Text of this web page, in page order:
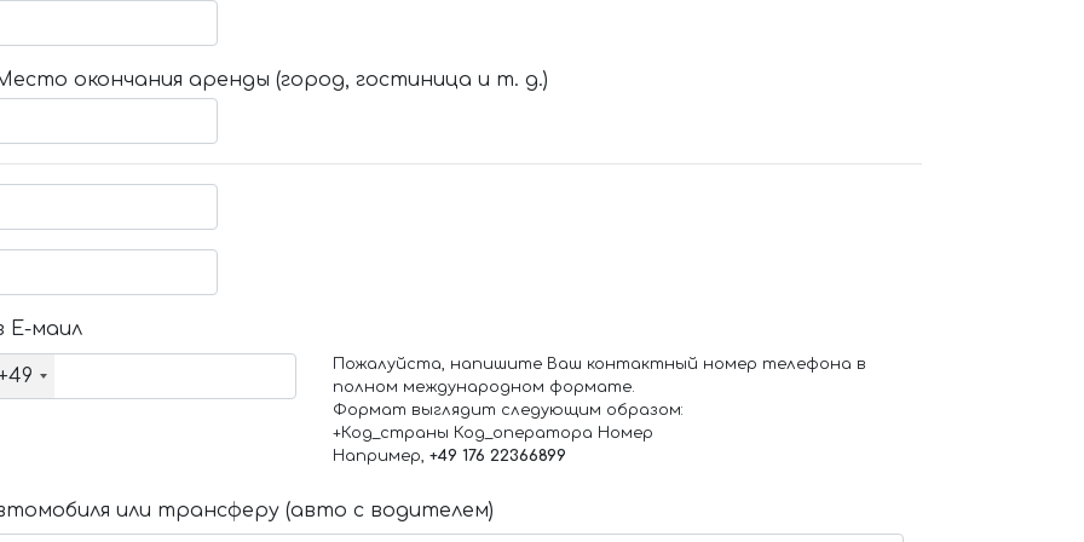
окончания аренды (город, гостиница и т. д.)
Е-маил
Пожалуйста, напишите Ваш контактный номер телефона в
полном международном формате.
Формат выглядит следующим образом:
+Код_страны Код_оператора Номер
Например, +49 176 22366899
или трансферу (авто с водителем)